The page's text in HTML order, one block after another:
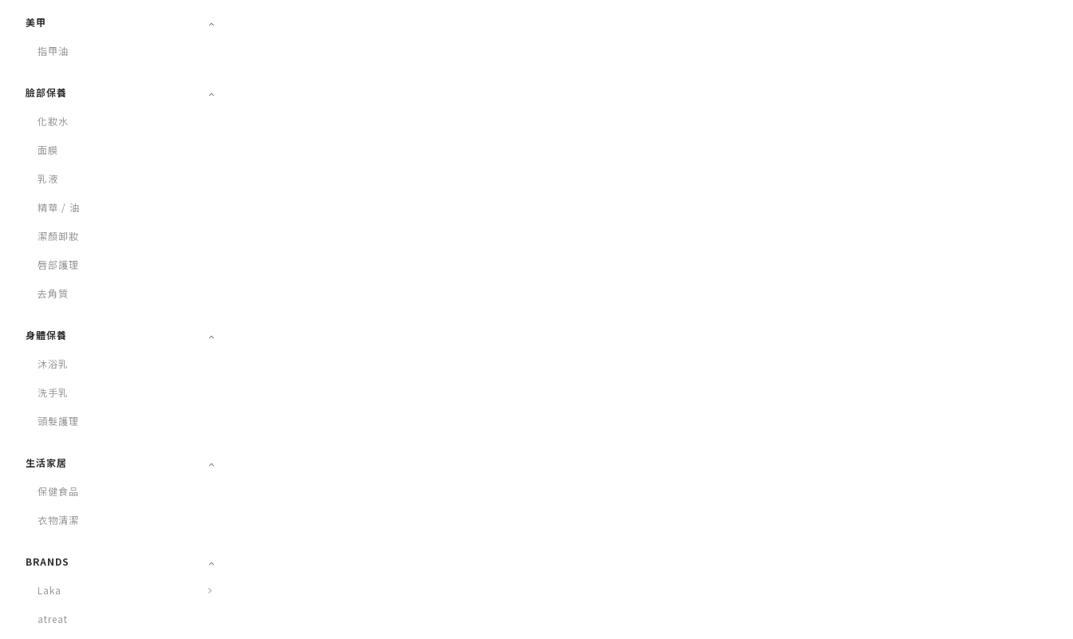
美甲
指甲油
臉部保養
化妝水
面膜
乳液
精華 / 油
潔顏卸妝
唇部護理
去角質
身體保養
沐浴乳
洗手乳
頭髮護理
生活家居
保健食品
衣物清潔
BRANDS
Laka
atreat